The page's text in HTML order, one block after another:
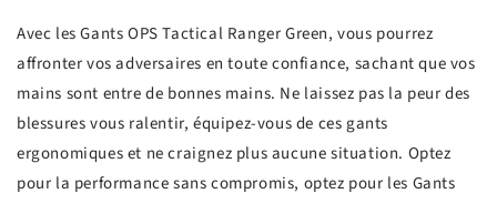
Avec les Gants OPS Tactical Ranger Green, vous pourrez
affronter vos adversaires en toute confiance, sachant que vos
mains sont entre de bonnes mains. Ne laissez pas la peur des
blessures vous ralentir, équipez-vous de ces gants
ergonomiques et ne craignez plus aucune situation. Optez
pour la performance sans compromis, optez pour les Gants